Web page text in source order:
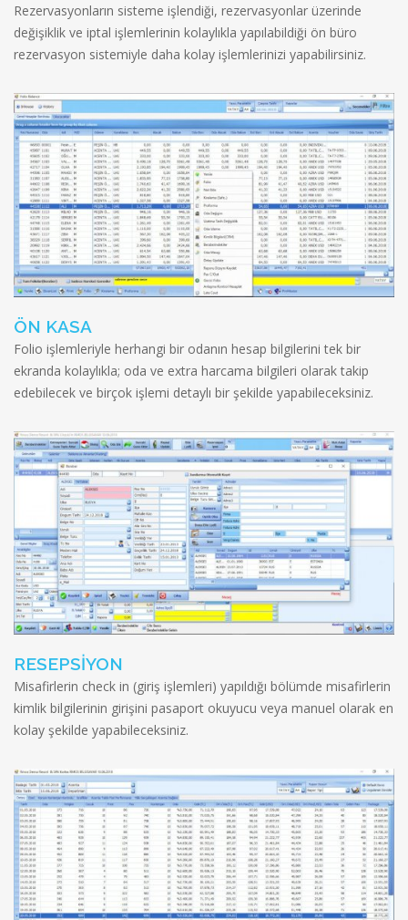
Rezervasyonların sisteme işlendiği, rezervasyonlar üzerinde
değişiklik ve iptal işlemlerinin kolaylıkla yapılabildiği ön büro
rezervasyon sistemiyle daha kolay işlemlerinizi yapabilirsiniz.
ÖN KASA
Folio işlemleriyle herhangi bir odanın hesap bilgilerini tek bir
ekranda kolaylıkla; oda ve extra harcama bilgileri olarak takip
edebilecek ve birçok işlemi detaylı bir şekilde yapabileceksiniz.
RESEPSİYON
Misafirlerin check in (giriş işlemleri) yapıldığı bölümde misafirlerin
kimlik bilgilerinin girişini pasaport okuyucu veya manuel olarak en
kolay şekilde yapabileceksiniz.